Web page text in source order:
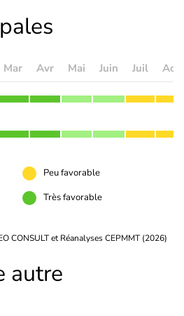
Mar Avr Mai Juin Juil
Peu favorable
Très favorable
CONSULT et Réanalyses CEPMMT (2026)
autre